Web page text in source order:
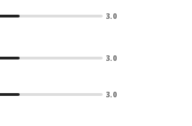
3.0
3.0
3.0